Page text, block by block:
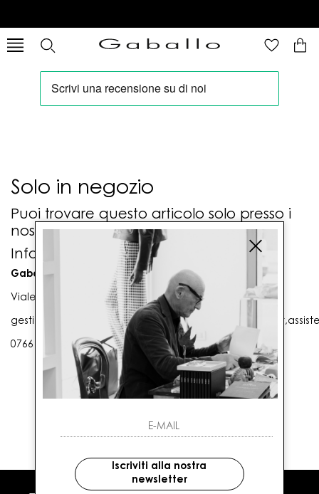
Solo in negozio
Puoi trovare questo articolo solo presso i
nostri punti vendita:
Info contatti
Gaballo Mario srl
Viale G. Matteotti n. 23 00053 Civitavecchia (RM)
0766 25656
Iscriviti alla nostra
newsletter